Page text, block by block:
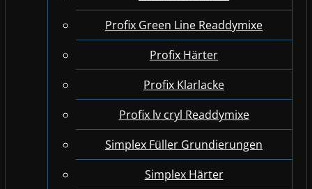
Profix Green Line Readdymixe
Profix Härter
Profix Klarlacke
Profix lv cryl Readdymixe
Simplex Füller Grundierungen
Simplex Härter